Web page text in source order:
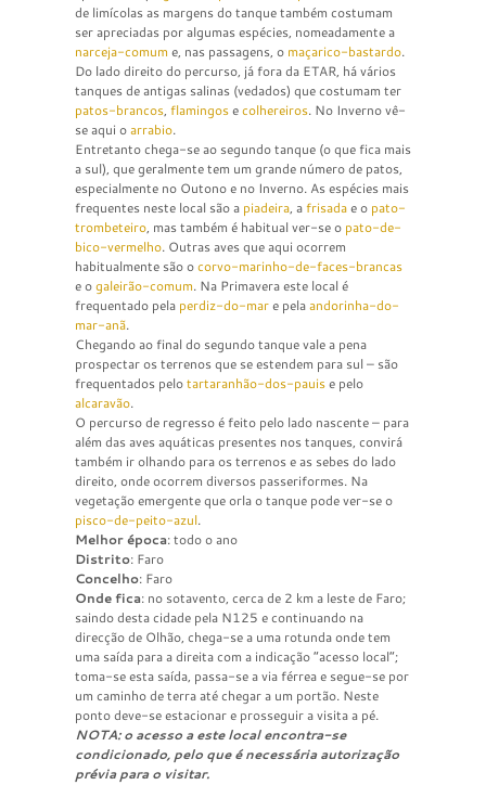
de limícolas as margens do tanque também costumam
ser apreciadas por algumas espécies, nomeadamente a
narceja-comum e, nas passagens, o maçarico-bastardo.
Do lado direito do percurso, já fora da ETAR, há vários
tanques de antigas salinas (vedados) que costumam ter
patos-brancos, flamingosecolhereiros. No Inverno vê-
se aqui oarrabio.
Entretanto chega-se ao segundo tanque (o que fica mais
a sul), que geralmente tem um grande número de patos,
especialmente no Outono e no Inverno. As espécies mais
frequentes neste local são a piadeira, afrisadae o pato-
trombeteiro, mas também é habitual ver-se o pato-de-
bico-vermelho. Outras aves que aqui ocorrem
habitualmente são ocorvo-marinho-de-faces-brancas
e ogaleirão-comum. Na Primavera este local é
frequentado pela perdiz-do-mare pelaandorinha-do-
mar-anã.
Chegando ao final do segundo tanque vale a pena
prospectar os terrenos que se estendem para sul – são
frequentados pelotartaranhão-dos-pauise pelo
alcaravão.
O percurso de regresso é feito pelo lado nascente – para
além das aves aquáticas presentes nos tanques, convirá
também ir olhando para os terrenos e as sebes do lado
direito, onde ocorrem diversos passeriformes. Na
vegetação emergente que orla o tanque pode ver-se o
pisco-de-peito-azul.
Melhor época: todo o ano
Distrito: Faro
Concelho: Faro
Onde fica: no sotavento, cerca de 2 km a leste de Faro;
saindo desta cidade pela N125 e continuando na
direcção de Olhão, chega-se a uma rotunda onde tem
uma saída para a direita com a indicação “acesso local”;
toma-se esta saída, passa-se a via férrea e segue-se por
um caminho de terra até chegar a um portão. Neste
ponto deve-se estacionar e prosseguir a visita a pé.
NOTA: o acesso a este local encontra-se
condicionado, pelo que é necessária autorização
prévia para o visitar.